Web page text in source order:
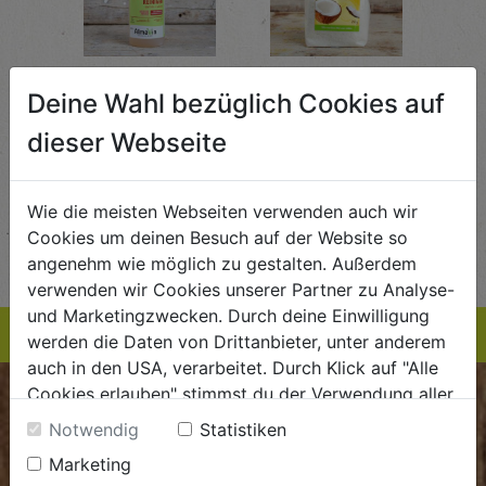
STK
1L
€ 5,99
€ 5,99 / STK
AUF DIE
EINKAUFSLISTE
250g
€ 3,99 / STK
AUF DIE
EINKAUFSLISTE
Kundenservice
Deine Wahl bezüglich Cookies auf
dieser Webseite
Wie die meisten Webseiten verwenden auch wir
Cookies um deinen Besuch auf der Website so
angenehm wie möglich zu gestalten. Außerdem
verwenden wir Cookies unserer Partner zu Analyse-
und Marketingzwecken. Durch deine Einwilligung
werden die Daten von Drittanbieter, unter anderem
auch in den USA, verarbeitet. Durch Klick auf "Alle
Cookies erlauben" stimmst du der Verwendung aller
Cookies zu. Unter "Details anzeigen" findest du alle
Infos zu den unterschiedlichen Cookies, du kannst
auch entscheiden, welche Cookies du erlauben
Notwendig
Statistiken
Marketing